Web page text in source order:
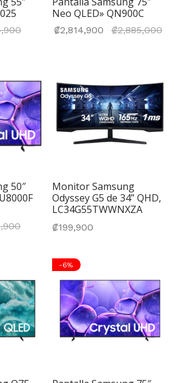
El precio
Neo QLED» QN900C
₡2,814,900 ₡2,885,000
50″
El precio
₡219,900.
Monitor Samsung
Odyssey G5 de 34” QHD,
LC34G55TWWNXZA
₡199,900
-6%